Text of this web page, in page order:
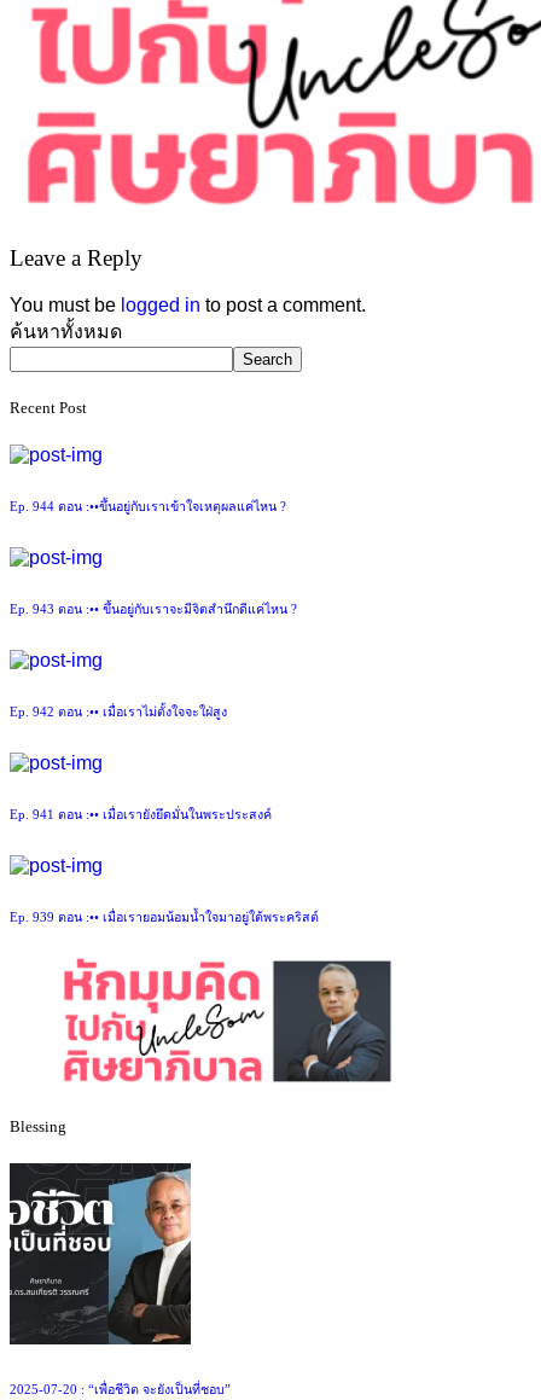
Leave a Reply
You must be logged in to post a comment.
Asides
ค้นหาทั้งหมด
Search
Recent Post
Ep. 944 ตอน :••ขึ้นอยู่กับเราเข้าใจเหตุผลแค่ไหน ?
Ep. 943 ตอน :•• ขึ้นอยู่กับเราจะมีจิตสำนึกดีแค่ไหน ?
Ep. 942 ตอน :•• เมื่อเราไม่ตั้งใจจะใฝ่สูง
Ep. 941 ตอน :•• เมื่อเรายังยึดมั่นในพระประสงค์
Ep. 939 ตอน :•• เมื่อเรายอมน้อมน้ำใจมาอยู่ใต้พระคริสต์
Blessing
2025-07-20 : “เพื่อชีวิต จะยังเป็นที่ชอบ”